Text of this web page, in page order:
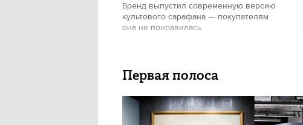
Бренд выпустил современную версию
культового сарафана — покупателям
она не понравилась
Первая полоса